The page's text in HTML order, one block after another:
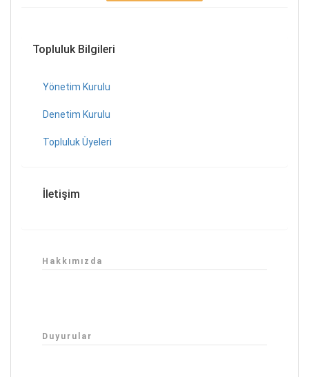
Topluluk Bilgileri
Yönetim Kurulu
Denetim Kurulu
Topluluk Üyeleri
İletişim
Hakkımızda
Duyurular